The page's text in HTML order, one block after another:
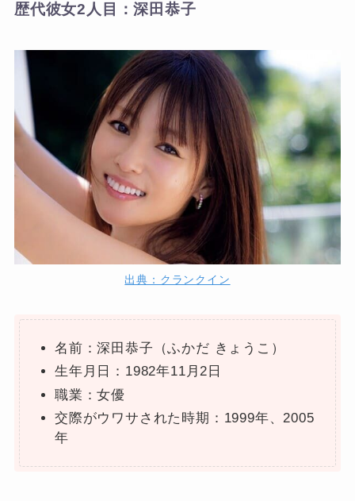
歴代彼女2人目：深田恭子
出典：クランクイン
名前：深田恭子（ふかだ きょうこ）
生年月日：1982年11月2日
職業：女優
交際がウワサされた時期：1999年、2005
年